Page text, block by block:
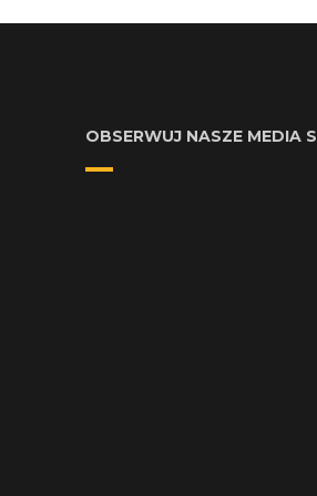
OBSERWUJ NASZE MEDIA